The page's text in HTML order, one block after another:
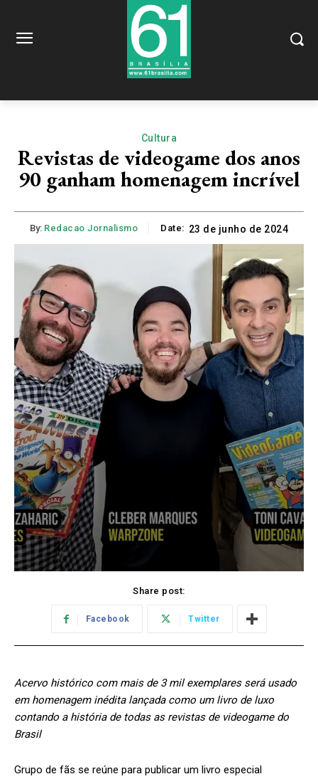
Cultura
Revistas de videogame dos anos
90 ganham homenagem incrível
By: Redacao Jornalismo Date: 23 de junho de 2024
Share post:
Facebook Twitter
Acervo histórico com mais de 3 mil exemplares será usado
em homenagem inédita lançada como um livro de luxo
contando a história de todas as revistas de videogame do
Brasil
Grupo de fãs se reúne para publicar um livro especial